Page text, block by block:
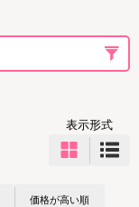
表示形式
価格が高い順